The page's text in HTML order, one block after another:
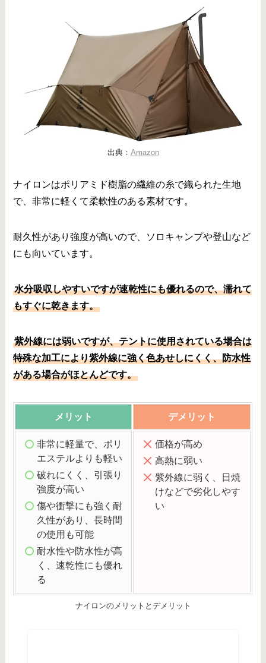
出典： Amazon
ナイロンはポリアミド樹脂の繊維の糸で織られた生地
で、非常に軽くて柔軟性のある素材です。
耐久性があり強度が高いので、ソロキャンプや登山など
にも向いています。
水分吸収しやすいですが速乾性にも優れるので、濡れて
もすぐに乾きます。
紫外線には弱いですが、テントに使用されている場合は
特殊な加工により紫外線に強く色あせしにくく、防水性
がある場合がほとんどです。
メリット デメリット
非常に軽量で、ポリ
エステルよりも軽い
破れにくく、引張り
強度が高い
傷や衝撃にも強く耐
久性があり、長時間
の使用も可能
耐水性や防水性が高
く、速乾性にも優れ
る
価格が高め
高熱に弱い
紫外線に弱く、日焼
けなどで劣化しやす
い
ナイロンのメリットとデメリット